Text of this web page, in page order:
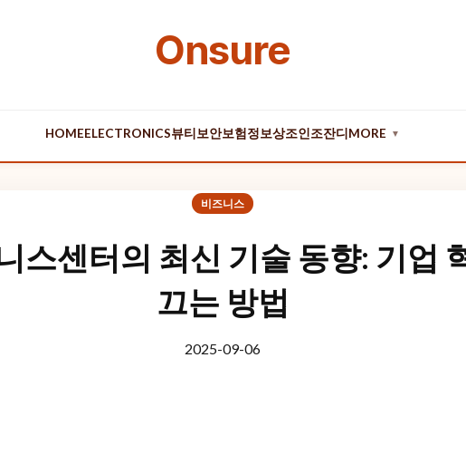
Onsure
HOMEELECTRONICS뷰티 보안보험정보상조인조잔디 MORE ▼
비즈니스
스센터의 최신 기술 동향: 기업
끄는 방법
2025-09-06